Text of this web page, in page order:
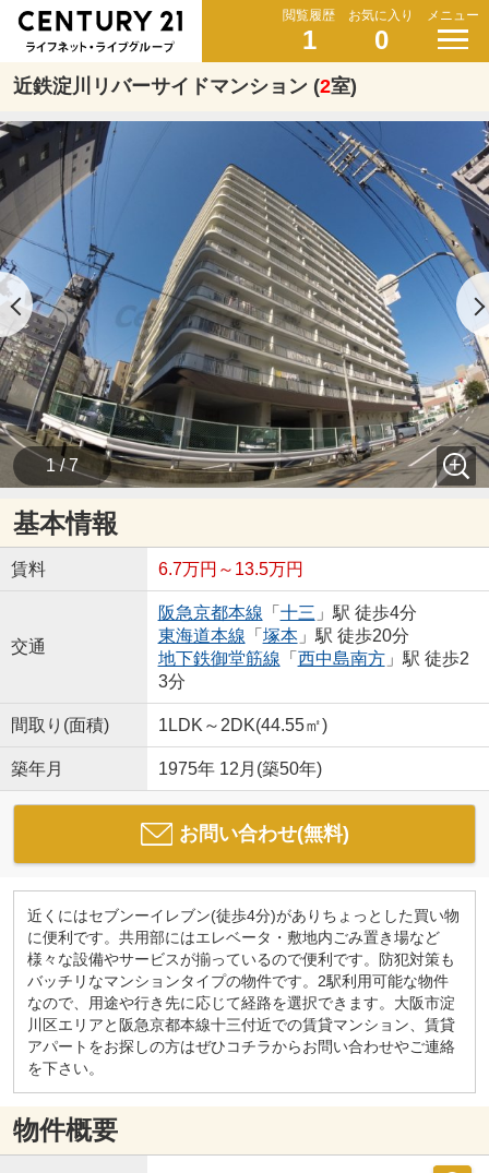
閲覧履歴
1
お気に入り
0
メニュー
近鉄淀川リバーサイドマンション (2室)
1 / 7
基本情報
賃料 6.7万円～13.5万円
交通
阪急京都本線 「 十三 」駅 徒歩4分
東海道本線 「 塚本」駅 徒歩20分
地下鉄御堂筋線 「 西中島南方」駅 徒歩2
3分
間取り(面積) 1LDK～2DK(44.55㎡)
築年月 1975年 12月(築50年)
お問い合わせ(無料)
近くにはセブンーイレブン(徒歩4分)がありちょっとした買い物
に便利です。共用部にはエレベータ・敷地内ごみ置き場など
様々な設備やサービスが揃っているので便利です。防犯対策も
バッチリなマンションタイプの物件です。2駅利用可能な物件
なので、用途や行き先に応じて経路を選択できます。大阪市淀
川区エリアと阪急京都本線十三付近での賃貸マンション、賃貸
アパートをお探しの方はぜひコチラからお問い合わせやご連絡
を下さい。
物件概要